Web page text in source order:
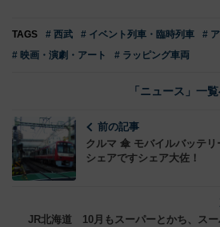
TAGS # 西武 # イベント列車・臨時列車
#
# 映画・演劇・アート
# ラッピング車両
「ニュース」一
前の記事
クルマ 傘 モバイルバッテ
シェアですシェア大佐！
JR北海道 10月もスーパーとかち、スー